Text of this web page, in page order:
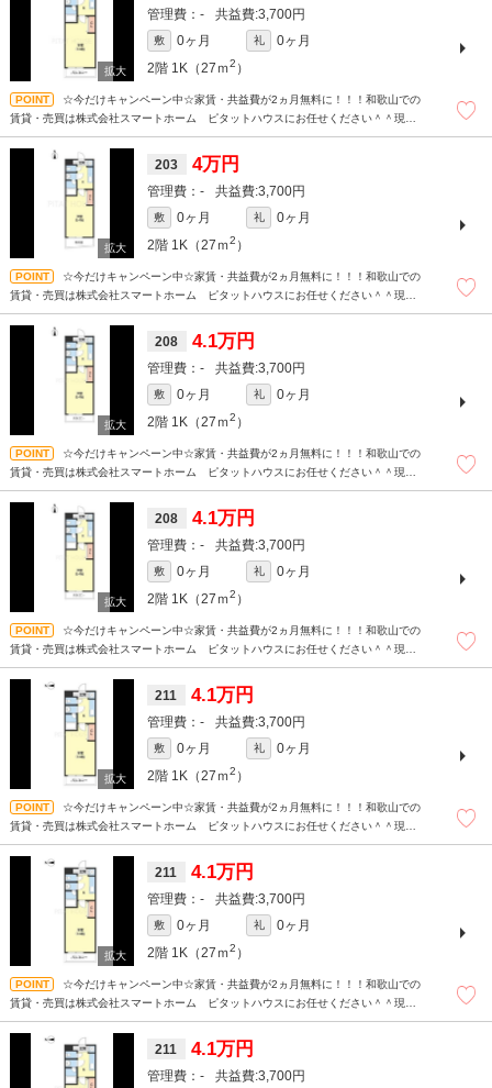
- 3,700円
敷 0ヶ月 礼
0ヶ月
2階 1K（27ｍ2 ）
☆今だけキャンペーン中☆家賃・共益費が2ヵ月無料に！！！和歌山での
賃貸・売買は株式会社スマートホーム ピタットハウスにお任せください＾＾現地
☆
203 4万円
- 3,700円
敷 0ヶ月 礼
0ヶ月
2階 1K（27ｍ2 ）
☆今だけキャンペーン中☆家賃・共益費が2ヵ月無料に！！！和歌山での
賃貸・売買は株式会社スマートホーム ピタットハウスにお任せください＾＾現地
☆
208 4.1万円
- 3,700円
敷 0ヶ月 礼
0ヶ月
2階 1K（27ｍ2 ）
☆今だけキャンペーン中☆家賃・共益費が2ヵ月無料に！！！和歌山での
賃貸・売買は株式会社スマートホーム ピタットハウスにお任せください＾＾現地
☆
208 4.1万円
- 3,700円
敷 0ヶ月 礼
0ヶ月
2階 1K（27ｍ2 ）
☆今だけキャンペーン中☆家賃・共益費が2ヵ月無料に！！！和歌山での
賃貸・売買は株式会社スマートホーム ピタットハウスにお任せください＾＾現地
☆
211 4.1万円
- 3,700円
敷 0ヶ月 礼
0ヶ月
2階 1K（27ｍ2 ）
☆今だけキャンペーン中☆家賃・共益費が2ヵ月無料に！！！和歌山での
賃貸・売買は株式会社スマートホーム ピタットハウスにお任せください＾＾現地
☆
211 4.1万円
- 3,700円
敷 0ヶ月 礼
0ヶ月
2階 1K（27ｍ2 ）
☆今だけキャンペーン中☆家賃・共益費が2ヵ月無料に！！！和歌山での
賃貸・売買は株式会社スマートホーム ピタットハウスにお任せください＾＾現地
☆
211 4.1万円
- 3,700円